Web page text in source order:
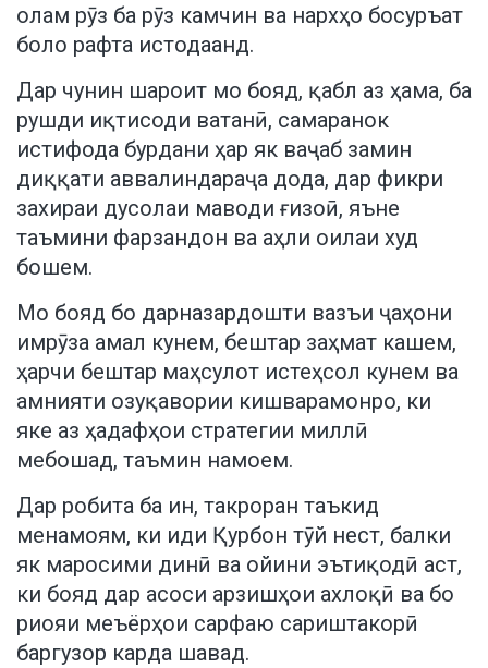
олам рӯз ба рӯз камчин ва нархҳо босуръат
боло рафта истодаанд.
Дар чунин шароит мо бояд, қабл аз ҳама, ба
рушди иқтисоди ватанӣ, самаранок
истифода бурдани ҳар як ваҷаб замин
диққати аввалиндараҷа дода, дар фикри
захираи дусолаи маводи ғизоӣ, яъне
таъмини фарзандон ва аҳли оилаи худ
бошем.
Мо бояд бо дарназардошти вазъи ҷаҳони
имрӯза амал кунем, бештар заҳмат кашем,
ҳарчи бештар маҳсулот истеҳсол кунем ва
амнияти озуқавории кишварамонро, ки
яке аз ҳадафҳои стратегии миллӣ
мебошад, таъмин намоем.
Дар робита ба ин, такроран таъкид
менамоям, ки иди Қурбон тӯй нест, балки
як маросими динӣ ва ойини эътиқодӣ аст,
ки бояд дар асоси арзишҳои ахлоқӣ ва бо
риояи меъёрҳои сарфаю сариштакорӣ
баргузор карда шавад.